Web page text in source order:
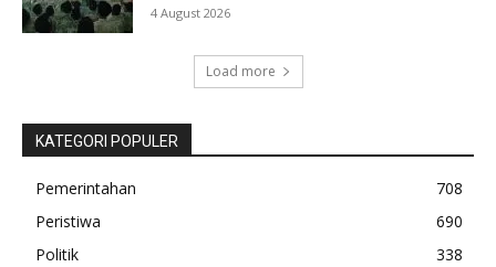
4 August 2026
Load more
KATEGORI POPULER
Pemerintahan
708
Peristiwa
690
Politik
338